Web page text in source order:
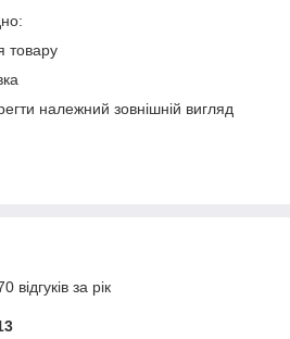
товару
належний зовнішній вигляд
відгуків за рік